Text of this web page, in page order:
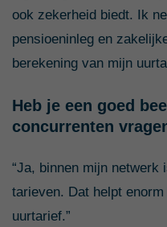
ook zekerheid biedt. Ik
pensioeninleg en
berekening van mijn
Heb je een goed
concurrenten
“Ja, binnen mijn netwerk
tarieven. Dat helpt
uurtarief.”